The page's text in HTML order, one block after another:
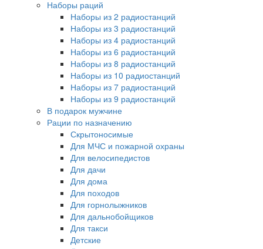
Наборы раций
Наборы из 2 радиостанций
Наборы из 3 радиостанций
Наборы из 4 радиостанций
Наборы из 6 радиостанций
Наборы из 8 радиостанций
Наборы из 10 радиостанций
Наборы из 7 радиостанций
Наборы из 9 радиостанций
В подарок мужчине
Рации по назначению
Скрытоносимые
Для МЧС и пожарной охраны
Для велосипедистов
Для дачи
Для дома
Для походов
Для горнолыжников
Для дальнобойщиков
Для такси
Детские